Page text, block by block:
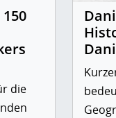
die